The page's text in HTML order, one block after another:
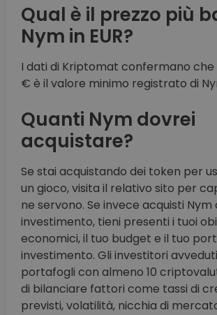
Qual è il prezzo più
Nym in EUR?
I dati di Kriptomat confermano che
€ è il valore minimo registrato di
Quanti Nym dovrei
acquistare?
Se stai acquistando dei token per
un gioco, visita il relativo sito per
ne servono. Se invece acquisti Nym
investimento, tieni presenti i tuoi
economici, il tuo budget e il tuo
investimento. Gli investitori
portafogli con almeno 10
di bilanciare fattori come tassi di
previsti, volatilità, nicchia di